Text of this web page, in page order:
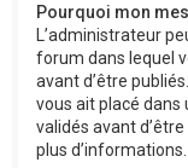
Pourquoi mon
L’administrateur
forum dans lequel
avant d’être
vous ait placé dans
validés avant
plus d’informations.